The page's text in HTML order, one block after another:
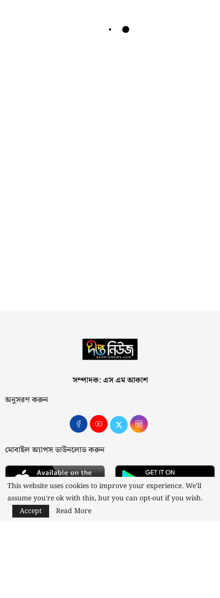
সম্পাদক: এস এম আকাশ
অনুসরণ করুন
মোবাইল অ্যাপস ডাউনলোড করুন
This website uses cookies to improve your experience. We'll
assume you're ok with this, but you can opt-out if you wish.
Accept
Read More